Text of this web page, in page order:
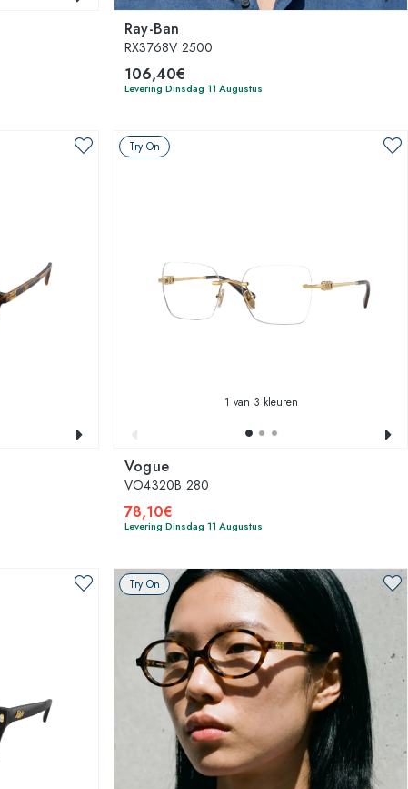
Ray-Ban
RX3768V 2500
106,40€
Levering Dinsdag 11 Augustus
Try On
1 van 3 kleuren
Vogue
VO4320B 280
78,10€
Levering Dinsdag 11 Augustus
Try On